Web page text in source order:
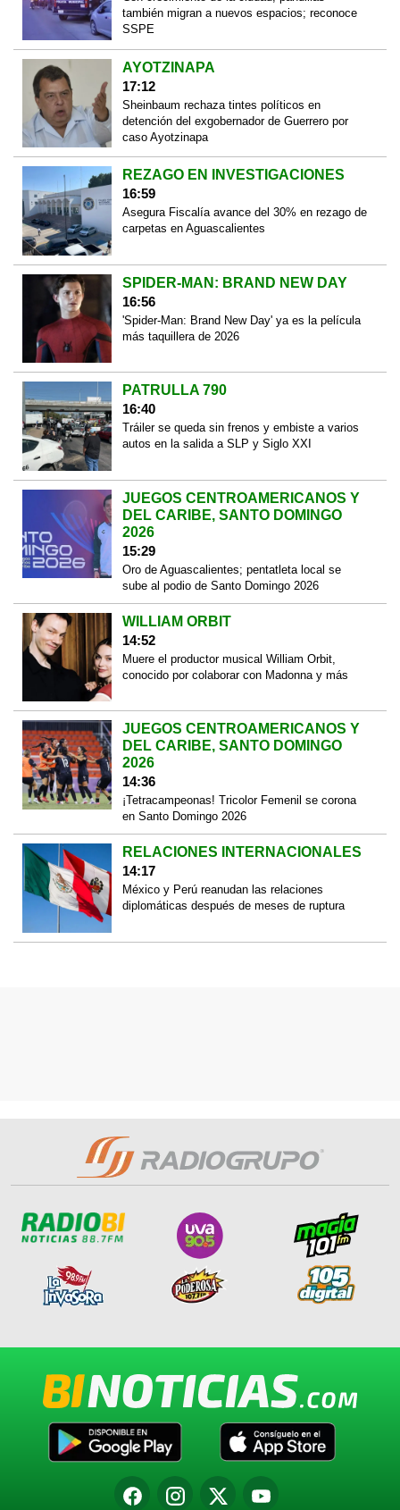
también migran a nuevos espacios; reconoce
SSPE
AYOTZINAPA
17:12
Sheinbaum rechaza tintes políticos en
detención del exgobernador de Guerrero por
caso Ayotzinapa
REZAGO EN INVESTIGACIONES
16:59
Asegura Fiscalía avance del 30% en rezago de
carpetas en Aguascalientes
SPIDER-MAN: BRAND NEW DAY
16:56
'Spider-Man: Brand New Day' ya es la película
más taquillera de 2026
PATRULLA 790
16:40
Tráiler se queda sin frenos y embiste a varios
autos en la salida a SLP y Siglo XXI
JUEGOS CENTROAMERICANOS Y
DEL CARIBE, SANTO DOMINGO
2026
15:29
Oro de Aguascalientes; pentatleta local se
sube al podio de Santo Domingo 2026
WILLIAM ORBIT
14:52
Muere el productor musical William Orbit,
conocido por colaborar con Madonna y más
JUEGOS CENTROAMERICANOS Y
DEL CARIBE, SANTO DOMINGO
2026
14:36
¡Tetracampeonas! Tricolor Femenil se corona
en Santo Domingo 2026
RELACIONES INTERNACIONALES
14:17
México y Perú reanudan las relaciones
diplomáticas después de meses de ruptura